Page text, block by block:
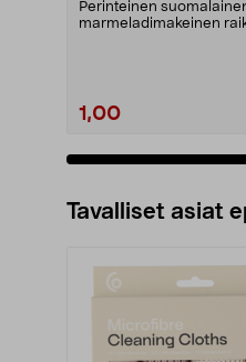
Perinteinen
marmeladimakeinen
1,00
Tavalliset asiat